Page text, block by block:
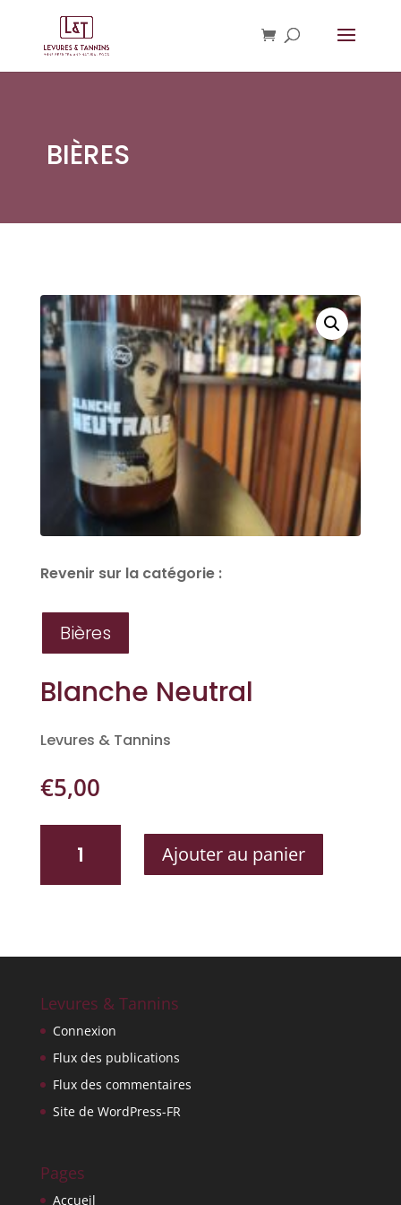
BIÈRES
Revenir sur la catégorie :
Bières
Blanche Neutral
Levures & Tannins
€5,00
Ajouter au panier
Levures & Tannins
Connexion
Flux des publications
Flux des commentaires
Site de WordPress-FR
Pages
Accueil